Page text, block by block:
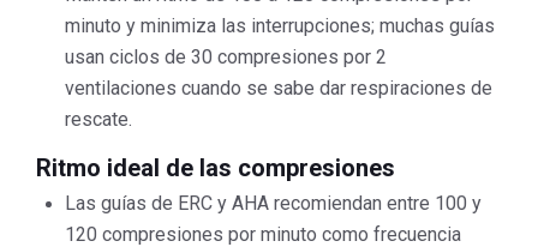
minuto y minimiza las interrupciones; muchas guías
usan ciclos de 30 compresiones por 2
ventilaciones cuando se sabe dar respiraciones de
rescate.
Ritmo ideal de las compresiones
Las guías de ERC y AHA recomiendan entre 100 y
120 compresiones por minuto como frecuencia